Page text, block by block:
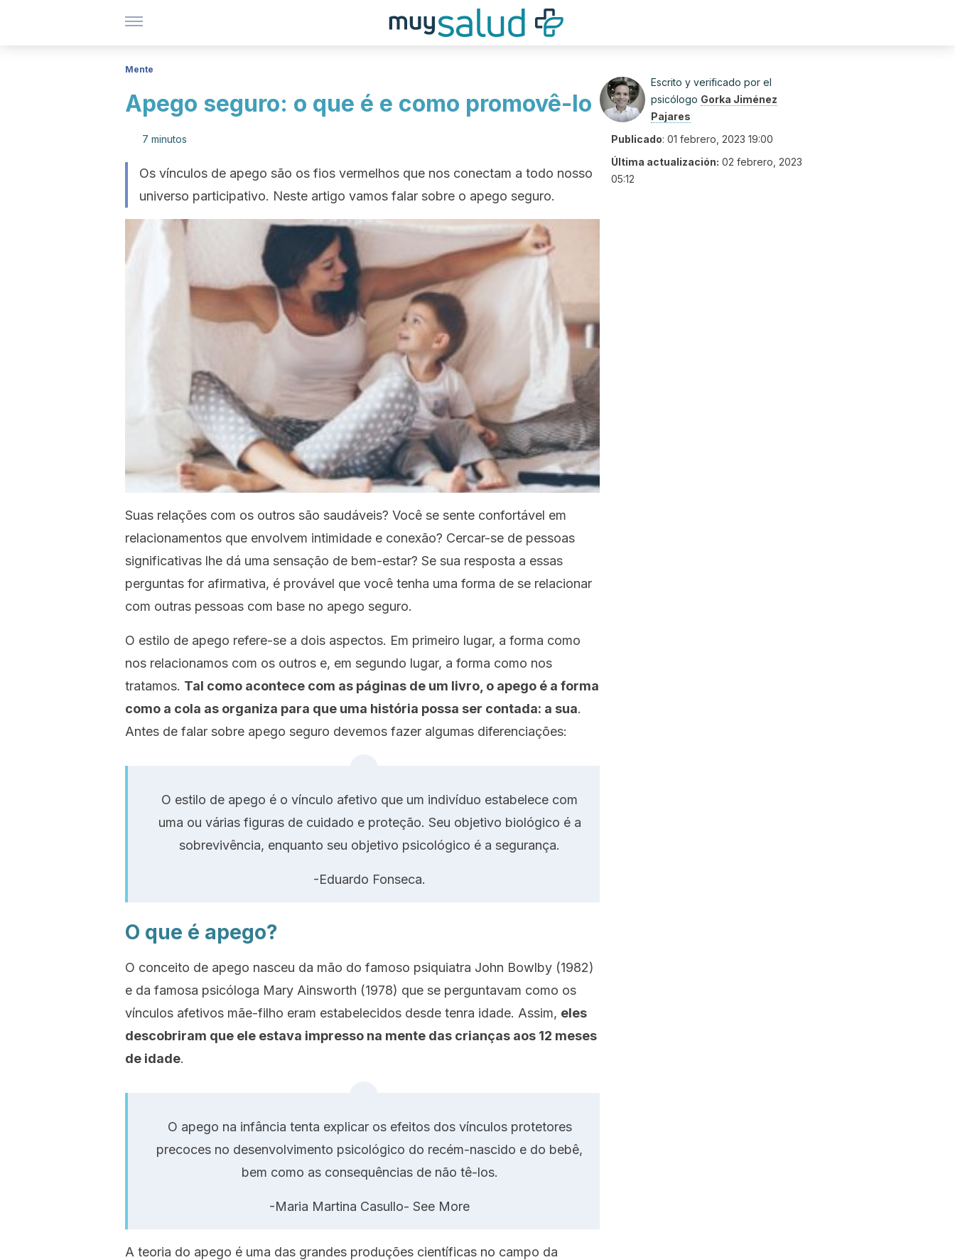
Mente
Apego seguro: o que é e como promovê-lo
7 minutos
Os vínculos de apego são os fios vermelhos que nos conectam a todo nosso
universo participativo. Neste artigo vamos falar sobre o apego seguro.
Suas relações com os outros são saudáveis? Você se sente confortável em
relacionamentos que envolvem intimidade e conexão? Cercar-se de pessoas
significativas lhe dá uma sensação de bem-estar? Se sua resposta a essas
perguntas for afirmativa, é provável que você tenha uma forma de se relacionar
com outras pessoas com base no apego seguro.
O estilo de apego refere-se a dois aspectos. Em primeiro lugar, a forma como
nos relacionamos com os outros e, em segundo lugar, a forma como nos
tratamos. Tal como acontece com as páginas de um livro, o apego é a forma
como a cola as organiza para que uma história possa ser contada: a sua.
Antes de falar sobre apego seguro devemos fazer algumas diferenciações:
O estilo de apego é o vínculo afetivo que um indivíduo estabelece com
uma ou várias figuras de cuidado e proteção. Seu objetivo biológico é a
sobrevivência, enquanto seu objetivo psicológico é a segurança.
-Eduardo Fonseca.
O que é apego?
O conceito de apego nasceu da mão do famoso psiquiatra John Bowlby (1982)
e da famosa psicóloga Mary Ainsworth (1978) que se perguntavam como os
vínculos afetivos mãe-filho eram estabelecidos desde tenra idade. Assim, eles
descobriram que ele estava impresso na mente das crianças aos 12 meses
de idade.
O apego na infância tenta explicar os efeitos dos vínculos protetores
precoces no desenvolvimento psicológico do recém-nascido e do bebê,
bem como as consequências de não tê-los.
-Maria Martina Casullo- See More
A teoria do apego é uma das grandes produções científicas no campo da
Escrito y verificado por el
psicólogo Gorka Jiménez
Pajares
Publicado: 01 febrero, 2023 19:00
Última actualización: 02 febrero, 2023
05:12